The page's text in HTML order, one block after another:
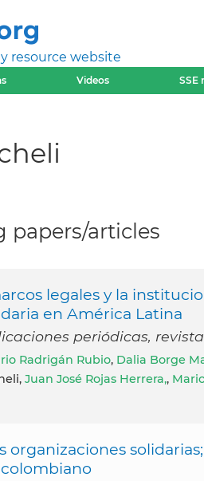
resource website
Videos SSE
papers/articles
legales y la
en América Latina
periódicas,
Radrigán Rubio, Dalia Borge
Juan José Rojas Herrera,,
organizaciones